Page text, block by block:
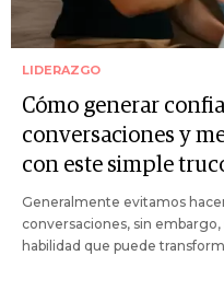
LIDERAZGO
Cómo generar
conversaciones y
con este simple
Generalmente evitamos
conversaciones, sin
habilidad que puede